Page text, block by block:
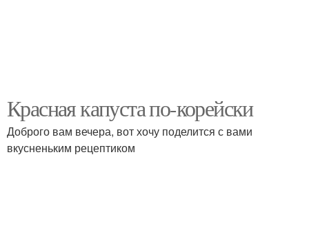
Красная капуста по-корейски
Доброго вам вечера, вот хочу поделится с вами
вкусненьким рецептиком